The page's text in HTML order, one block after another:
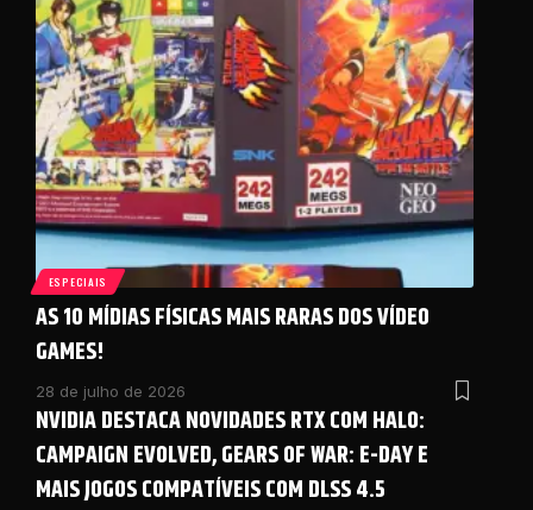
ESPECIAIS
AS 10 MÍDIAS FÍSICAS MAIS RARAS DOS VÍDEO
GAMES!
28 de julho de 2026
NVIDIA DESTACA NOVIDADES RTX COM HALO:
CAMPAIGN EVOLVED, GEARS OF WAR: E-DAY E
MAIS JOGOS COMPATÍVEIS COM DLSS 4.5